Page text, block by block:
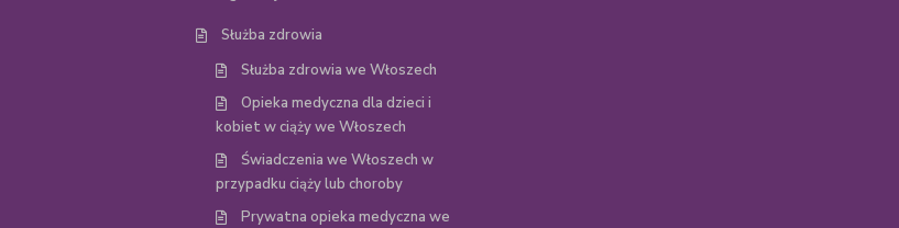
Służba zdrowia
Służba zdrowia we Włoszech
Opieka medyczna dla dzieci i
kobiet w ciąży we Włoszech
Świadczenia we Włoszech w
przypadku ciąży lub choroby
Prywatna opieka medyczna we